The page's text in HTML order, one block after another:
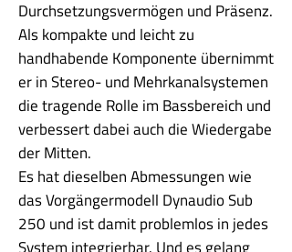
Durchsetzungsvermögen und Präsenz.
Als kompakte und leicht zu
handhabende Komponente übernimmt
er in Stereo- und Mehrkanalsystemen
die tragende Rolle im Bassbereich und
verbessert dabei auch die Wiedergabe
der Mitten.
Es hat dieselben Abmessungen wie
das Vorgängermodell Dynaudio Sub
250 und ist damit problemlos in jedes